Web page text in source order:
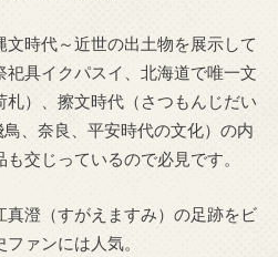
文時代～近世の出土物を展示して
具イクパスイ、北海道で唯一文
）、擦文時代（さつもんじだい
、奈良、平安時代の文化）の内
交じっているので必見です。
澄（すがえますみ）の足跡をビ
ァンには人気。